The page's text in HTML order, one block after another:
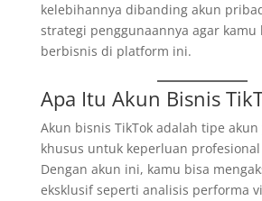
kelebihannya dibanding akun
strategi penggunaannya agar kamu
berbisnis di platform ini.
Apa Itu Akun Bisnis
Akun bisnis TikTok adalah tipe
khusus untuk keperluan
Dengan akun ini, kamu bisa
eksklusif seperti analisis performa